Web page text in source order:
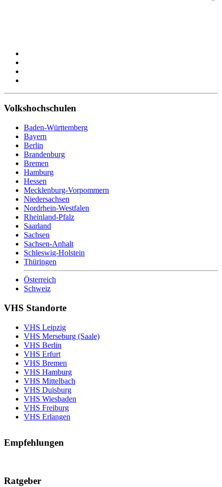
Volkshochschulen
Baden-Württemberg
Bayern
Berlin
Brandenburg
Bremen
Hamburg
Hessen
Mecklenburg-Vorpommern
Niedersachsen
Nordrhein-Westfalen
Rheinland-Pfalz
Saarland
Sachsen
Sachsen-Anhalt
Schleswig-Holstein
Thüringen
Österreich
Schweiz
VHS Standorte
VHS Leipzig
VHS Merseburg (Saale)
VHS Berlin
VHS Erfurt
VHS Bremen
VHS Hamburg
VHS Mittelbach
VHS Duisburg
VHS Wiesbaden
VHS Freiburg
VHS Erlangen
Empfehlungen
Ratgeber